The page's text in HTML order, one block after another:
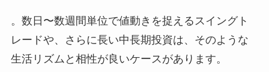
。数日〜数週間単位で値動きを捉えるスイングト
レードや、さらに長い中長期投資は、そのような
生活リズムと相性が良いケースがあります。